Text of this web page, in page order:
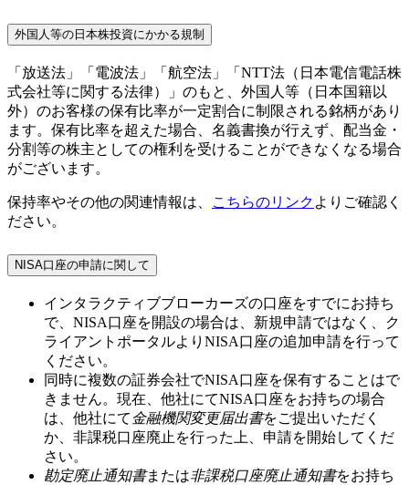
外国人等の日本株投資にかかる規制
「放送法」「電波法」「航空法」「NTT法（日本電信電話株
式会社等に関する法律）」のもと、外国人等（日本国籍以
外）のお客様の保有比率が一定割合に制限される銘柄があり
ます。保有比率を超えた場合、名義書換が行えず、配当金・
分割等の株主としての権利を受けることができなくなる場合
がございます。
保持率やその他の関連情報は、 こちらのリンク よりご確認く
ださい。
NISA口座の申請に関して
インタラクティブブローカーズの口座をすでにお持ち
で、NISA口座を開設の場合は、新規申請ではなく、ク
ライアントポータルよりNISA口座の追加申請を行って
ください。
同時に複数の証券会社でNISA口座を保有することはで
きません。現在、他社にてNISA口座をお持ちの場合
は、他社にて 金融機関変更届出書をご提出いただく
か、非課税口座廃止を行った上、申請を開始してくだ
さい。
勘定廃止通知書または非課税口座廃止通知書をお持ち